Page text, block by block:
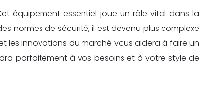
équipement essentiel joue un rôle vital dans la
normes de sécurité, il est devenu plus complexe
les innovations du marché vous aidera à faire un
parfaitement à vos besoins et à votre style de